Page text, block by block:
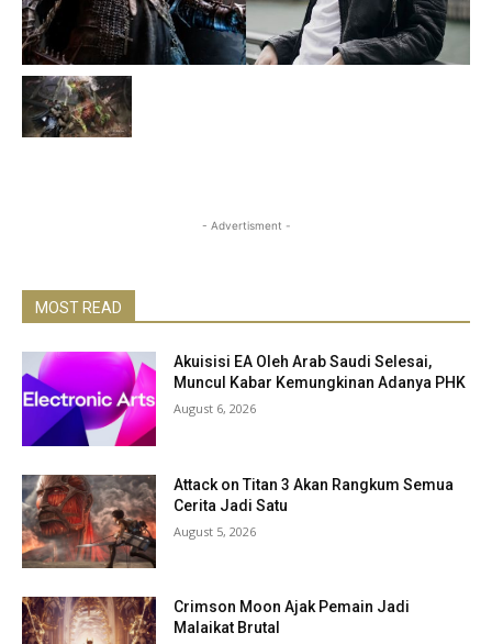
- Advertisment -
MOST READ
Akuisisi EA Oleh Arab Saudi Selesai,
Muncul Kabar Kemungkinan Adanya PHK
August 6, 2026
Attack on Titan 3 Akan Rangkum Semua
Cerita Jadi Satu
August 5, 2026
Crimson Moon Ajak Pemain Jadi
Malaikat Brutal